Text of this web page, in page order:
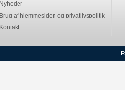
Nyheder
Brug af hjemmesiden og privatlivspolitik
Kontakt